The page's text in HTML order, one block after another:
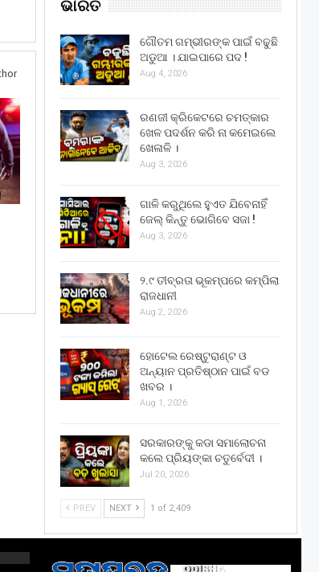
ଭାରତ
ଗୌତମ ଗମ୍ଭୀରଙ୍କ ପାଇଁ ବଢୁଛି
ଅଡୁଆ । ଯାଇପାରେ ପଦ !
Aug 4, 2026
ରଣଜୀ କ୍ରିକେଟରେ ଚମତ୍କାର
ଖେଳ ପଦର୍ଶନ କରି ନା କମେଇଲେ
ଖେଳାଳି ।
Aug 3, 2026
ଗାଳି କରୁଥିଲେ ହୁଏତ ଯିବେନାହିଁ
ଜେଲ୍ କିନ୍ତୁ ଭୋଗିବେ ସଜା !
Aug 3, 2026
୨.୯ ତୀବ୍ରତା ଭୂକମ୍ପରେ କମ୍ପିଲା
ରାଜଧାନୀ
Aug 2, 2026
ହୋଟେଲ ରେଷ୍ଟୁରାଣ୍ଟ ଓ
ଅନ୍ୟାନ ପ୍ରତିଷ୍ଠାନ ପାଇଁ ବଡ
ଖବର ।
Aug 1, 2026
ସରକାରଙ୍କୁ କଡା ସମାଲୋଚନା
କଲେ ପ୍ରିୟଙ୍କା ଚତୁର୍ବେଦୀ ।
Jul 20, 2026
PREV NEXT 1 of 2,409